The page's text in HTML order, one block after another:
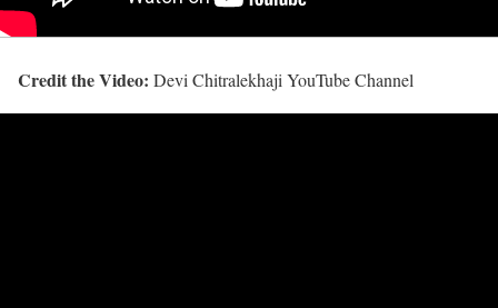
Credit the Video: Devi Chitralekhaji YouTube Channel